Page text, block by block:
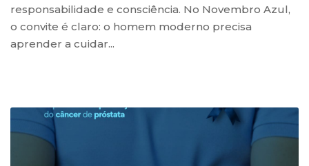
responsabilidade e consciência. No Novembro Azul,
o convite é claro: o homem moderno precisa
aprender a cuidar...